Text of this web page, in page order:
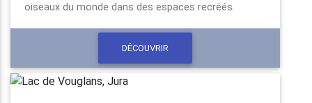
oiseaux du monde dans des espaces recréés.
DÉCOUVRIR